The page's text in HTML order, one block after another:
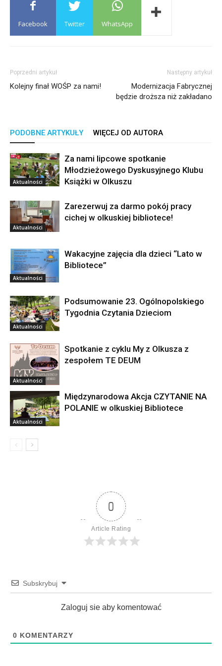
Facebook Twitter WhatsApp
Poprzedni artykuł
Kolejny finał WOŚP za nami!
Następny artykuł
Modernizacja Fabrycznej
będzie droższa niż zakładano
PODOBNE ARTYKUŁY WIĘCEJ OD AUTORA
Aktualności
Za nami lipcowe spotkanie
Młodzieżowego Dyskusyjnego Klubu
Książki w Olkuszu
Aktualności
Zarezerwuj za darmo pokój pracy
cichej w olkuskiej bibliotece!
Aktualności
Wakacyjne zajęcia dla dzieci “Lato w
Bibliotece”
Aktualności
Podsumowanie 23. Ogólnopolskiego
Tygodnia Czytania Dzieciom
Aktualności
Spotkanie z cyklu My z Olkusza z
zespołem TE DEUM
Aktualności
Międzynarodowa Akcja CZYTANIE NA
POLANIE w olkuskiej Bibliotece
0
Article Rating
Subskrybuj
Zaloguj sie aby komentować
0 KOMENTARZY